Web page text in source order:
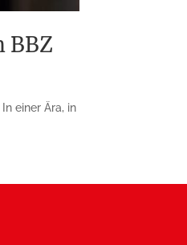
BBZ
einer Ära, in